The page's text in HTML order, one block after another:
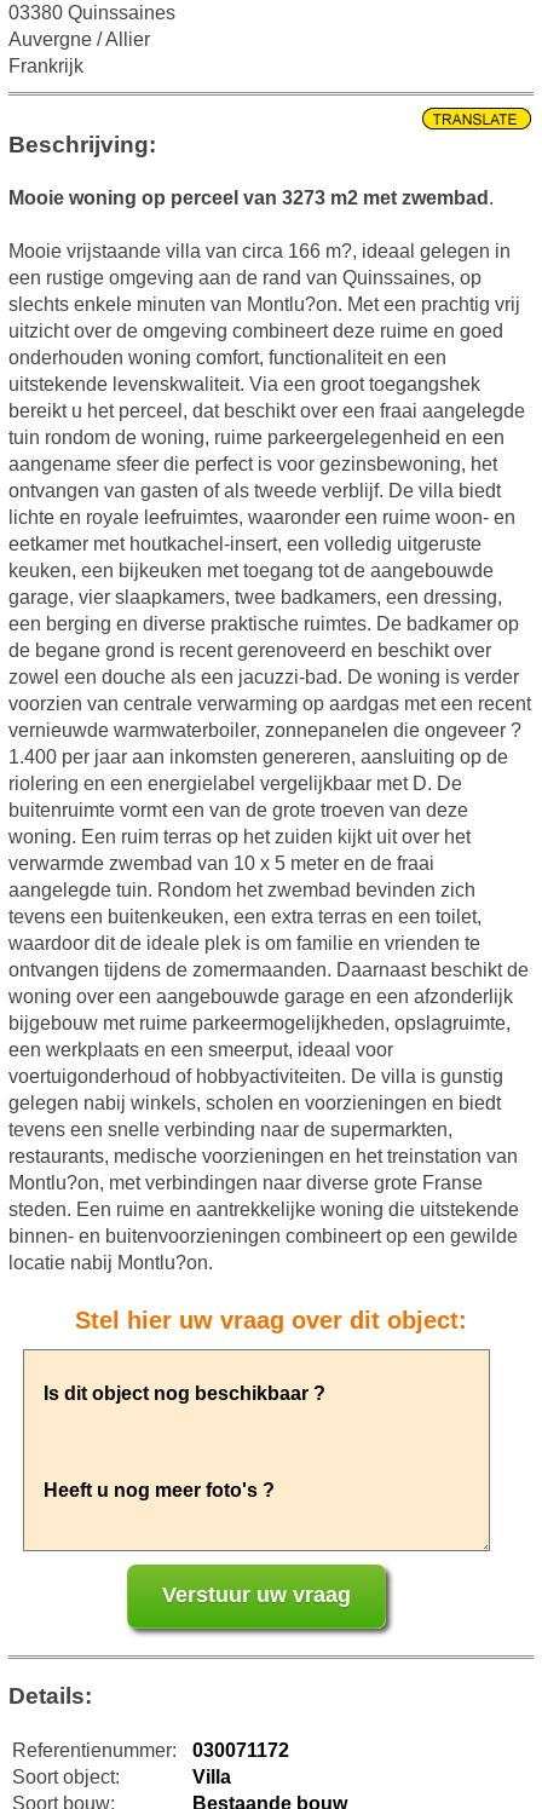
03380 Quinssaines
Auvergne / Allier
Frankrijk
Beschrijving:
Mooie woning op perceel van 3273 m2 met zwembad .
Mooie vrijstaande villa van circa 166 m?, ideaal gelegen in
een rustige omgeving aan de rand van Quinssaines, op
slechts enkele minuten van Montlu?on. Met een prachtig vrij
uitzicht over de omgeving combineert deze ruime en goed
onderhouden woning comfort, functionaliteit en een
uitstekende levenskwaliteit. Via een groot toegangshek
bereikt u het perceel, dat beschikt over een fraai aangelegde
tuin rondom de woning, ruime parkeergelegenheid en een
aangename sfeer die perfect is voor gezinsbewoning, het
ontvangen van gasten of als tweede verblijf. De villa biedt
lichte en royale leefruimtes, waaronder een ruime woon- en
eetkamer met houtkachel-insert, een volledig uitgeruste
keuken, een bijkeuken met toegang tot de aangebouwde
garage, vier slaapkamers, twee badkamers, een dressing,
een berging en diverse praktische ruimtes. De badkamer op
de begane grond is recent gerenoveerd en beschikt over
zowel een douche als een jacuzzi-bad. De woning is verder
voorzien van centrale verwarming op aardgas met een recent
vernieuwde warmwaterboiler, zonnepanelen die ongeveer ?
1.400 per jaar aan inkomsten genereren, aansluiting op de
riolering en een energielabel vergelijkbaar met D. De
buitenruimte vormt een van de grote troeven van deze
woning. Een ruim terras op het zuiden kijkt uit over het
verwarmde zwembad van 10 x 5 meter en de fraai
aangelegde tuin. Rondom het zwembad bevinden zich
tevens een buitenkeuken, een extra terras en een toilet,
waardoor dit de ideale plek is om familie en vrienden te
ontvangen tijdens de zomermaanden. Daarnaast beschikt de
woning over een aangebouwde garage en een afzonderlijk
bijgebouw met ruime parkeermogelijkheden, opslagruimte,
een werkplaats en een smeerput, ideaal voor
voertuigonderhoud of hobbyactiviteiten. De villa is gunstig
gelegen nabij winkels, scholen en voorzieningen en biedt
tevens een snelle verbinding naar de supermarkten,
restaurants, medische voorzieningen en het treinstation van
Montlu?on, met verbindingen naar diverse grote Franse
steden. Een ruime en aantrekkelijke woning die uitstekende
binnen- en buitenvoorzieningen combineert op een gewilde
locatie nabij Montlu?on.
Stel hier uw vraag over dit object:
Details:
Referentienummer:
030071172
Soort object:
Villa
Soort bouw:
Bestaande bouw